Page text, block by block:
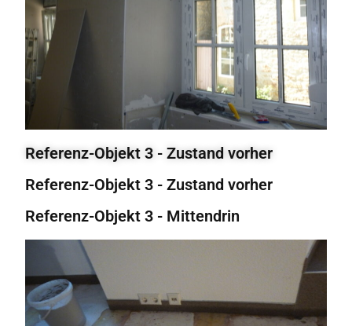
Referenz-Objekt 3 - Zustand vorher
Referenz-Objekt 3 - Zustand vorher
Referenz-Objekt 3 - Mittendrin